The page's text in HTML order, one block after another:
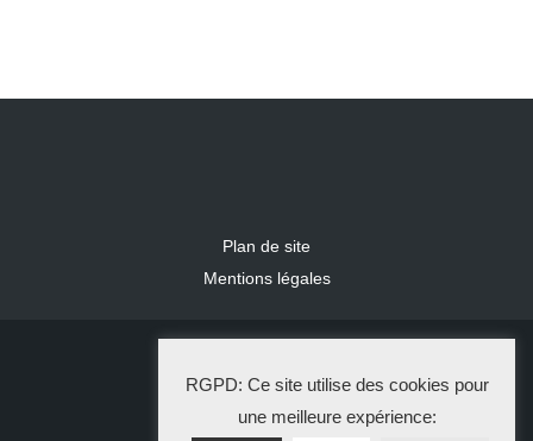
Plan de site
Mentions légales
La Solution Immo
RGPD: Ce site utilise des cookies pour
une meilleure expérience: